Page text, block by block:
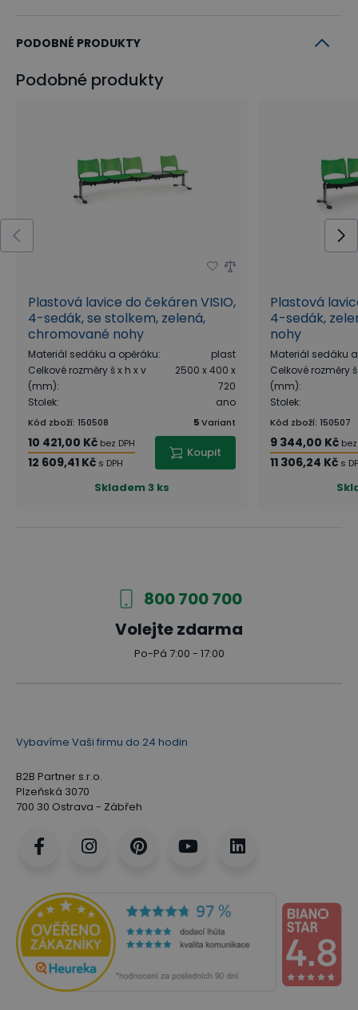
PODOBNÉ PRODUKTY
Podobné produkty
Plastová lavice do čekáren VISIO,
4-sedák, se stolkem, zelená,
chromované nohy
Materiál sedáku a opěráku:
plast
Celkové rozměry š x h x v
(mm):
2500 x 400 x
720
Stolek: ano
Kód zboží: 150508 5Variant
10 421,00 Kč bez DPH
12 609,41 Kč s DPH
Koupit
Skladem3 ks
Plastová
4-sedák,
nohy
Materiál sedáku
Celkové rozměry
(mm):
Stolek:
Kód zboží: 150507
9 344,00 Kč bez
11 306,24 Kč s
800 700 700
Volejte zdarma
Po-Pá 7:00 - 17:00
Vybavíme Vaši firmu do 24 hodin
B2B Partner s.r.o.
Plzeňská 3070
700 30 Ostrava - Zábřeh